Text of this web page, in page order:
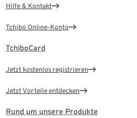
Hilfe & Kontakt
Tchibo Online-Konto
TchiboCard
Jetzt kostenlos registrieren
Jetzt Vorteile entdecken
Rund um unsere Produkte